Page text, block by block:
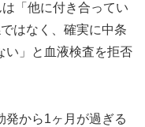
「他に付き合ってい
はなく、確実に中条
い」と血液検査を拒否
発から1ヶ月が過ぎる